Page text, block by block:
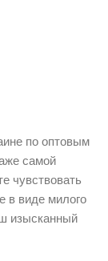
по оптовым
самой
чувствовать
в виде милого
изысканный